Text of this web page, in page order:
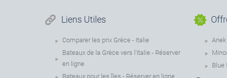
Liens Utiles
Comparer les prix Grèce - Italie
Bateaux de la Grèce vers l'Italie - Réserver
en ligne
Bateaux pour les îles - Réserver en ligne
Blue